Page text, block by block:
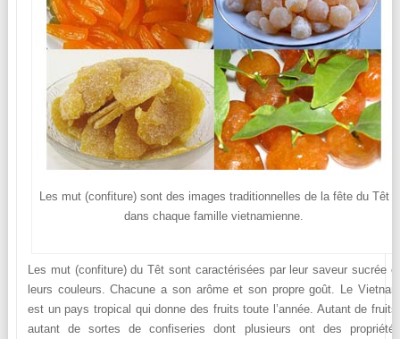
Les mut (confiture) sont des images traditionnelles de la fête du Têt
dans chaque famille vietnamienne.
Les mut (confiture) du Têt sont caractérisées par leur saveur sucrée et
leurs couleurs. Chacune a son arôme et son propre goût. Le Vietnam
est un pays tropical qui donne des fruits toute l’année. Autant de fruits,
autant de sortes de confiseries dont plusieurs ont des propriétés